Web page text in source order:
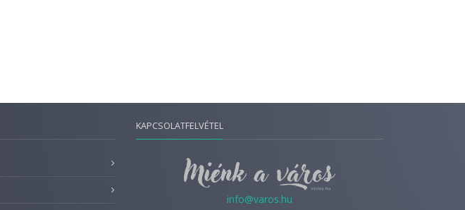
KAPCSOLATFELVÉTEL
info@varos.hu